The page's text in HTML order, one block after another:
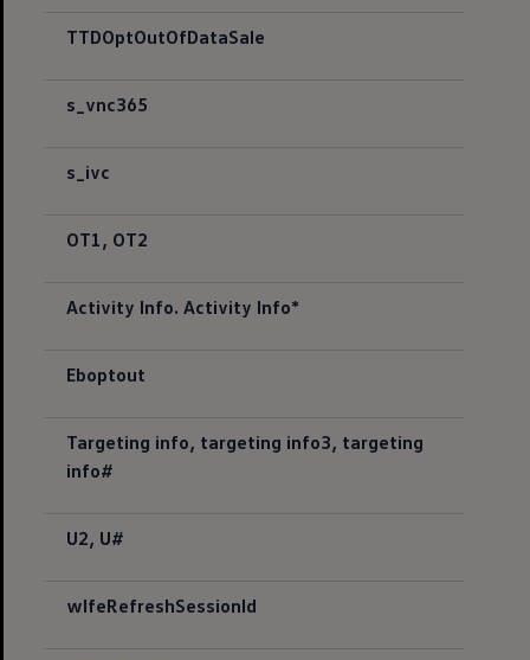
TTDOptOutOfDataSale
s_vnc365
s_ivc
OT1, OT2
Activity Info. Activity Info*
Eboptout
Targeting info, targeting info3, targeting
info#
U2, U#
wlfeRefreshSessionId